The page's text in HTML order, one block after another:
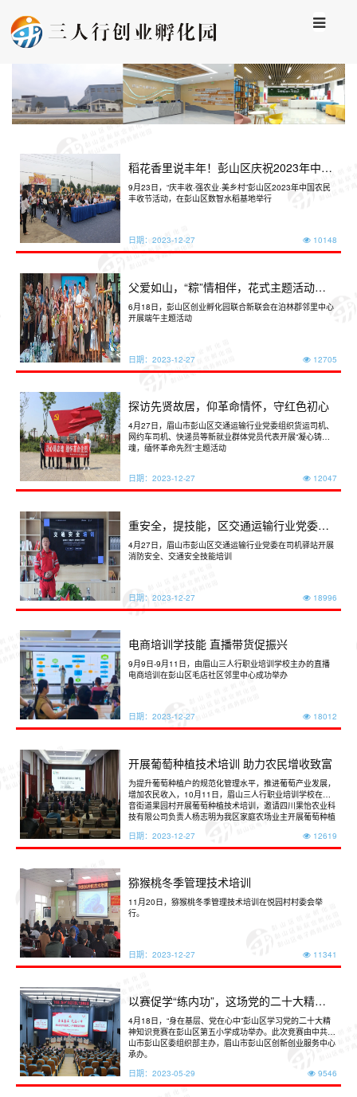
稻花香里说丰年！彭山区庆祝2023年中国
农民丰收节
9月23日，“庆丰收·强农业·美乡村”彭山区2023年中国农民
丰收节活动，在彭山区数智水稻基地举行
日期： 2023-12-27 10148
父爱如山，“粽”情相伴，花式主题活动温暖
来袭
6月18日，彭山区创业孵化园联合新联会在泊林郡邻里中心
开展端午主题活动
日期： 2023-12-27 12705
探访先贤故居，仰革命情怀，守红色初心
4月27日，眉山市彭山区交通运输行业党委组织货运司机、
网约车司机、快递员等新就业群体党员代表开展“凝心铸忠
魂，缅怀革命先烈”主题活动
日期： 2023-12-27 12047
重安全，提技能，区交通运输行业党委开
展消防、交通安全技能培训
4月27日，眉山市彭山区交通运输行业党委在司机驿站开展
消防安全、交通安全技能培训
日期： 2023-12-27 18996
电商培训学技能 直播带货促振兴
9月9日-9月11日，由眉山三人行职业培训学校主办的直播
电商培训在彭山区毛店社区邻里中心成功举办
日期： 2023-12-27 18012
开展葡萄种植技术培训 助力农民增收致富
为提升葡萄种植户的规范化管理水平，推进葡萄产业发展，
增加农民收入，10月11日，眉山三人行职业培训学校在观
音街道果园村开展葡萄种植技术培训，邀请四川果怡农业科
技有限公司负责人杨志明为我区家庭农场业主开展葡萄种植
日期： 2023-12-27 12619
猕猴桃冬季管理技术培训
11月20日，猕猴桃冬季管理技术培训在悦园村村委会举
行。
日期： 2023-12-27 11341
以赛促学“练内功”，这场党的二十大精神知
识竞赛“狂飙”全场
4月18日，“身在基层、党在心中”彭山区学习党的二十大精
神知识竞赛在彭山区第五小学成功举办。此次竞赛由中共眉
山市彭山区委组织部主办，眉山市彭山区创新创业服务中心
承办。
日期： 2023-05-29 9546